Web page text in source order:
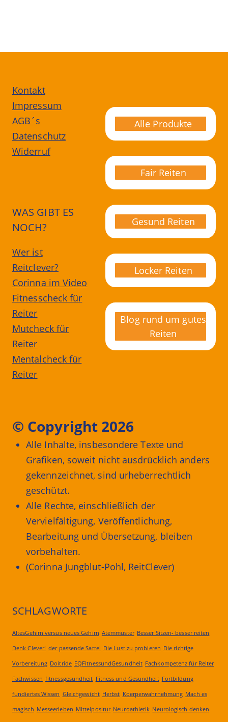
Kontakt
Impressum
AGB´s
Datenschutz
Widerruf
WAS GIBT ES
NOCH?
Wer ist
Reitclever?
Corinna im Video
Fitnesscheck für
Reiter
Mutcheck für
Reiter
Mentalcheck für
Reiter
Alle Produkte
Fair Reiten
Gesund Reiten
Locker Reiten
Blog rund um gutes
Reiten
© Copyright 2026
Alle Inhalte, insbesondere Texte und
Grafiken, soweit nicht ausdrücklich anders
gekennzeichnet, sind urheberrechtlich
geschützt.
Alle Rechte, einschließlich der
Vervielfältigung, Veröffentlichung,
Bearbeitung und Übersetzung, bleiben
vorbehalten.
(Corinna Jungblut-Pohl, ReitClever)
SCHLAGWORTE
AltesGehirn versus neues Gehirn Atemmuster Besser Sitzen- besser reiten
Denk Clever! der passende Sattel Die Lust zu probieren Die richtige
Vorbereitung Doitride EQFitnessundGesundheit Fachkompetenz für Reiter
Fachwissen fitnessgesundheit Fitness und Gesundheit Fortbildung
fundiertes Wissen Gleichgewicht Herbst Koerperwahrnehmung Mach es
magisch Messeerleben Mittelpositur Neuroathletik Neurologisch denken